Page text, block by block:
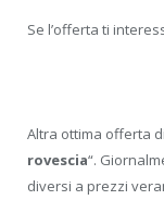
Se l’offerta ti
Altra ottima offerta di
rovescia“.
diversi a prezzi